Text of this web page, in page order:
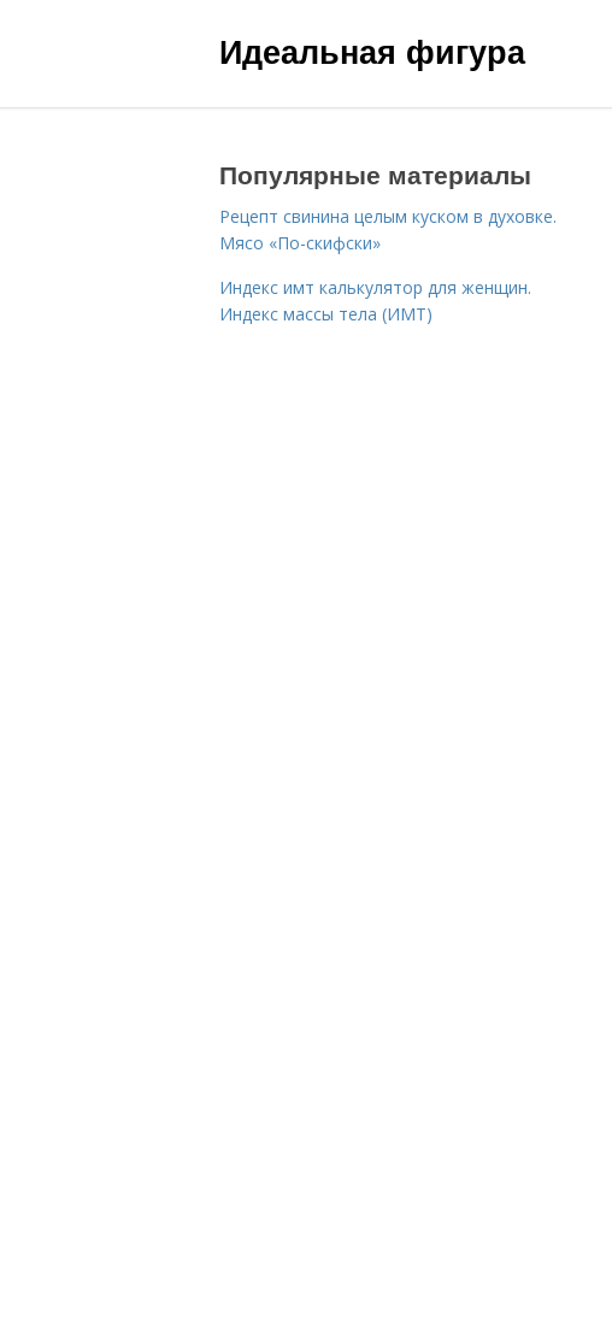
Идеальная фигура
Популярные материалы
Рецепт свинина целым куском в духовке.
Мясо «По-скифски»
Индекс имт калькулятор для женщин.
Индекс массы тела (ИМТ)